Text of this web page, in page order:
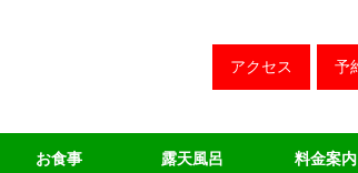
アクセス
お食事 露天風呂 料金案内